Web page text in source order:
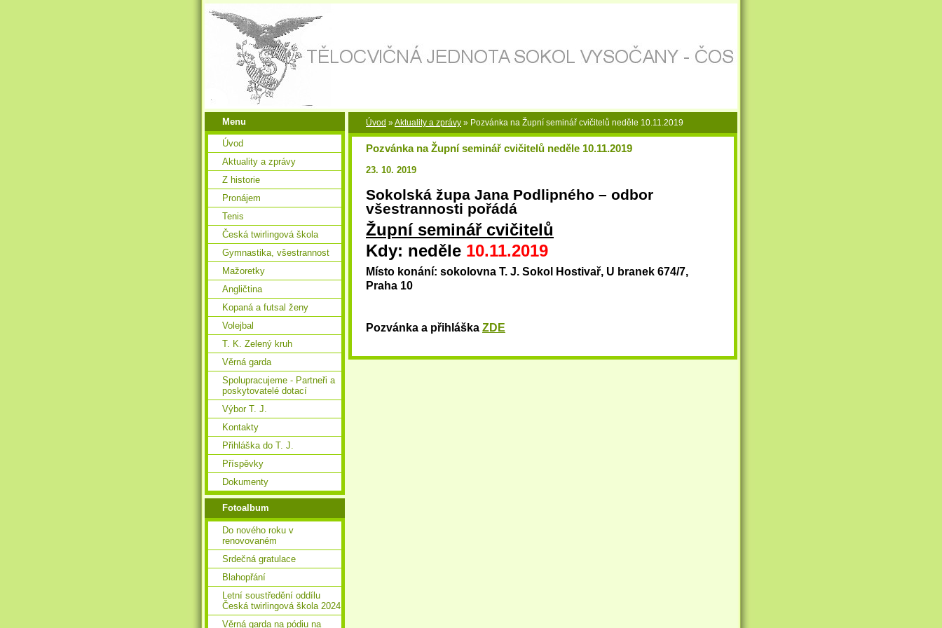
Úvod »Aktuality a zprávy » Pozvánka na Župní seminář cvičitelů neděle 10.11.2019
Pozvánka na Župní seminář cvičitelů neděle 10.11.2019
23. 10. 2019
Sokolská župa Jana Podlipného – odbor
všestrannosti pořádá
Župní seminář cvičitelů
Kdy: neděle 10.11.2019
Místo konání: sokolovna T. J. Sokol Hostivař, U branek 674/7,
Praha 10
Pozvánka a přihláška ZDE
Menu
Úvod
Aktuality a zprávy
Z historie
Pronájem
Tenis
Česká twirlingová škola
Gymnastika, všestrannost
Mažoretky
Angličtina
Kopaná a futsal ženy
Volejbal
T. K. Zelený kruh
Věrná garda
Spolupracujeme - Partneři a
poskytovatelé dotací
Výbor T. J.
Kontakty
Přihláška do T. J.
Příspěvky
Dokumenty
Fotoalbum
Do nového roku v
renovovaném
Srdečná gratulace
Blahopřání
Letní soustředění oddílu
Česká twirlingová škola 2024
Věrná garda na pódiu na